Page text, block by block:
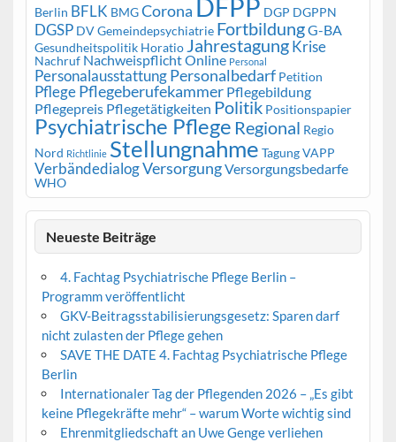
Berlin BFLK BMGCorona DFPP DGP DGPPN
DGSP DV Gemeindepsychiatrie FortbildungG-BA
Gesundheitspolitik Horatio JahrestagungKrise
Nachruf NachweispflichtOnline Personal
PersonalausstattungPersonalbedarf Petition
PflegePflegeberufekammer Pflegebildung
Pflegepreis Pflegetätigkeiten Politik Positionspapier
Psychiatrische Pflege Regional Regio
Nord Richtlinie Stellungnahme TagungVAPP
VerbändedialogVersorgungVersorgungsbedarfe
WHO
Neueste Beiträge
4. Fachtag Psychiatrische Pflege Berlin –
Programm veröffentlicht
GKV-Beitragsstabilisierungsgesetz: Sparen darf
nicht zulasten der Pflege gehen
SAVE THE DATE 4. Fachtag Psychiatrische Pflege
Berlin
Internationaler Tag der Pflegenden 2026 – „Es gibt
keine Pflegekräfte mehr“ – warum Worte wichtig sind
Ehrenmitgliedschaft an Uwe Genge verliehen